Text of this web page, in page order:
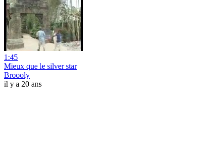
1:45
Mieux que le silver star
Broooly
il y a 20 ans